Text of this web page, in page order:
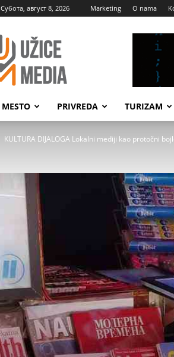
Субота, август 8, 2026 Marketing O nama
UžiceMedia
MESTO PRIVREDA TURIZAM
KULTURA DIJALOGA Lokalni mediji kao protočni